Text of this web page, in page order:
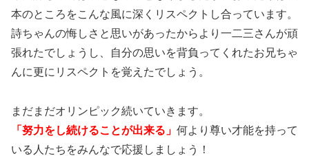
本のところをこんな風に深くリスペクトし合っています。
詩ちゃんの悔しさと思いがあったからより一二三さんが頑
張れたでしょうし、自分の思いを背負ってくれたお兄ちゃ
んに更にリスペクトを覚えたでしょう。
まだまだオリンピック続いていきます。
「努力をし続けることが出来る」 何より尊い才能を持って
いる人たちをみんなで応援しましょう！